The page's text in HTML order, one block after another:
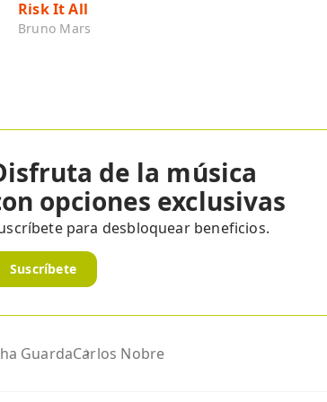
Risk It All
Bruno Mars
de la música
opciones exclusivas
para desbloquear beneficios.
Suscríbete
GuardaCarlos Nobre